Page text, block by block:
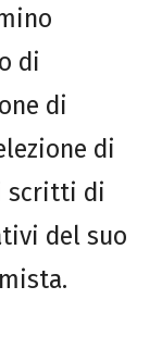
di
di
di
scritti di
del suo